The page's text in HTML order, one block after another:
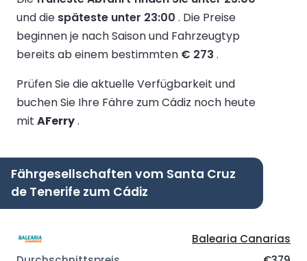
und die späteste unter 23:00 . Die Preise
beginnen je nach Saison und Fahrzeugtyp
bereits ab einem bestimmten € 273 .
Prüfen Sie die aktuelle Verfügbarkeit und
buchen Sie Ihre Fähre zum Cádiz noch heute
mit AFerry.
Fährgesellschaften vom Santa Cruz
de Tenerife zum Cádiz
Balearia Canarias